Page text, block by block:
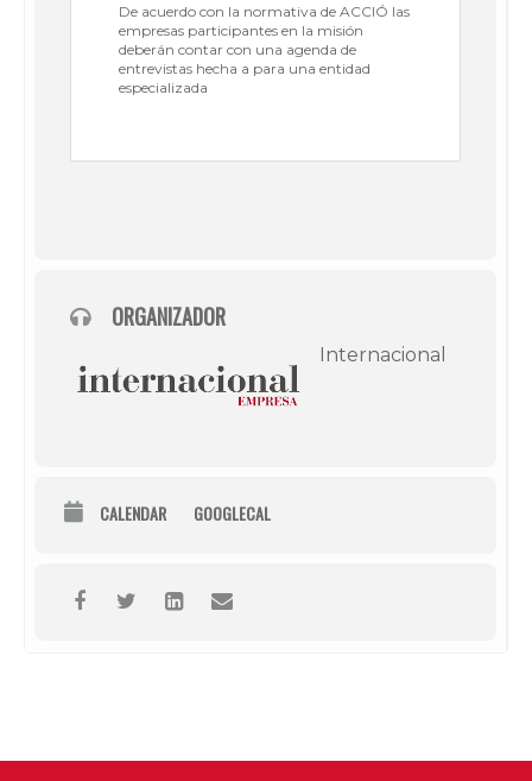
De acuerdo con la normativa de ACCIÓ las
empresas participantes en la misión
deberán contar con una agenda de
entrevistas hecha a para una entidad
especializada
ORGANIZADOR
Internacional
CALENDAR GOOGLECAL